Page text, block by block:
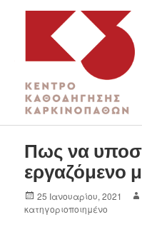
K3
ΚΕΝΤΡΟ ΚΑΘΟΔΗΓΗΣΗΣ
Πως να
εργαζόμενο
25 Ιανουαρίου, 2021
κατηγοριοποιημένο